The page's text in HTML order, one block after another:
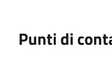
Punti di